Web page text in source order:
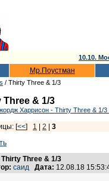
10.10.
Мр.Поустман
/ Thirty Three & 1/3
Three & 1/3
Харрисон - Thirty Three & 1/3
[<<] 1 2
3
Thirty Three & 1/3
саид Дата: 12.08.18